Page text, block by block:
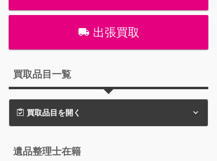
出張買取
買取品目一覧
買取品目を開く
遺品整理士在籍